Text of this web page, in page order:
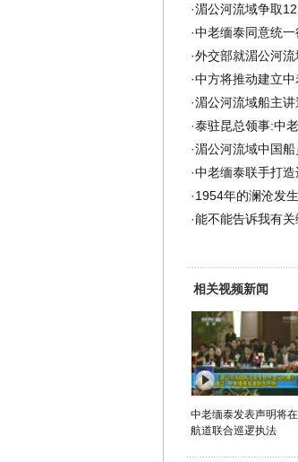
·湄公河流域争取
·中老缅泰同意统
·外交部就湄公河
·中方将推动建立
·湄公河流域船主
·泰驻昆总领事:中
·湄公河流域中国
·中老缅泰联手打
·1954年的澜沧发
·能不能告诉我有
相关视频新闻
中老缅泰发表声明将在
航道联合巡逻执法